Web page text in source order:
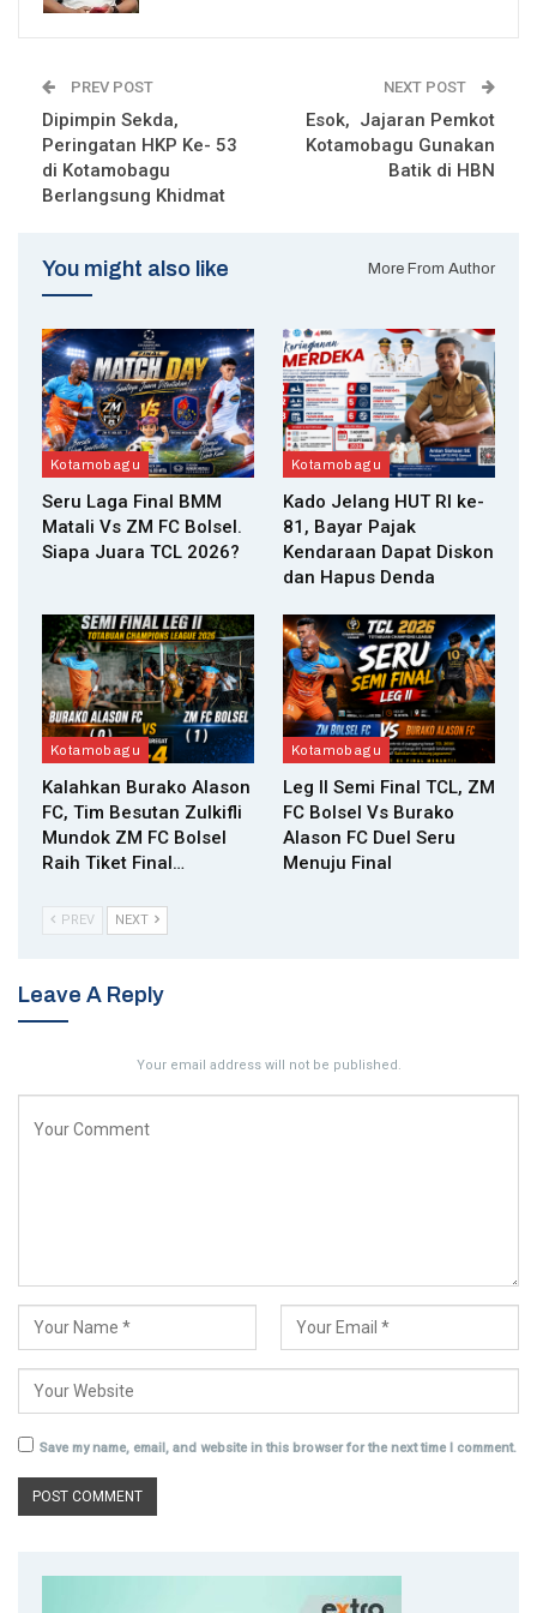
PREV POST
Dipimpin Sekda,
Peringatan HKP Ke- 53
di Kotamobagu
Berlangsung Khidmat
NEXT POST
Esok, Jajaran Pemkot
Kotamobagu Gunakan
Batik di HBN
You might also like More From Author
Kotamobagu
Seru Laga Final BMM
Matali Vs ZM FC Bolsel.
Siapa Juara TCL 2026?
Kotamobagu
Kado Jelang HUT RI ke-
81, Bayar Pajak
Kendaraan Dapat Diskon
dan Hapus Denda
Kotamobagu
Kalahkan Burako Alason
FC, Tim Besutan Zulkifli
Mundok ZM FC Bolsel
Raih Tiket Final…
Kotamobagu
Leg II Semi Final TCL, ZM
FC Bolsel Vs Burako
Alason FC Duel Seru
Menuju Final
PREV NEXT
Leave A Reply
Your email address will not be published.
Save my name, email, and website in this browser for the next time I comment.